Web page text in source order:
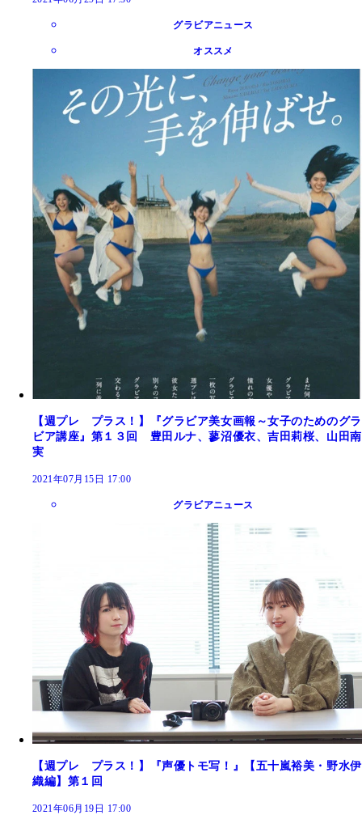
グラビアニュース
オススメ
【週プレ プラス！】『グラビア美女画報～女子のためのグラ
ビア講座』第１３回 豊田ルナ、蓼沼優衣、吉田莉桜、山田南
実
2021年07月15日 17:00
グラビアニュース
【週プレ プラス！】『声優トモ写！』【五十嵐裕美・野水伊
織編】第１回
2021年06月19日 17:00